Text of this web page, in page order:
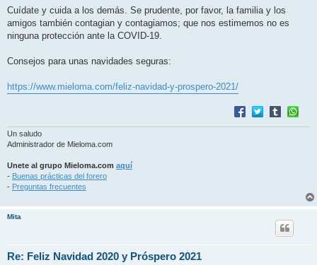
Cuídate y cuida a los demás. Se prudente, por favor, la familia y los
amigos también contagian y contagiamos; que nos estimemos no es
ninguna protección ante la COVID-19.
Consejos para unas navidades seguras:
https://www.mieloma.com/feliz-navidad-y-prospero-2021/
Un saludo
Administrador de Mieloma.com
Unete al grupo Mieloma.com aquí
- Buenas prácticas del forero
- Preguntas frecuentes
Mita
Re: Feliz Navidad 2020 y Próspero 2021